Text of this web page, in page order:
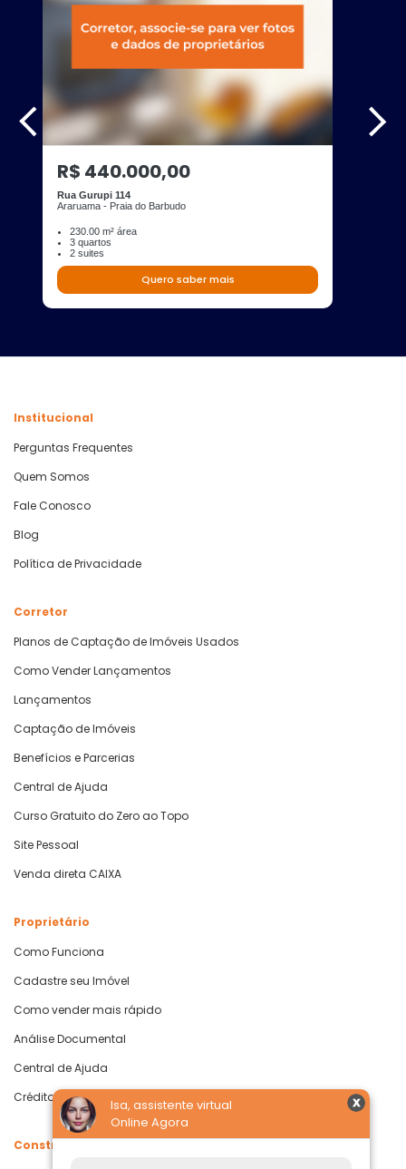
R$ 440.000,00
Rua Gurupi 114
Araruama - Praia do Barbudo
230.00 m² área
3 quartos
2 suites
Quero saber mais
Isa, assistente virtual
Online Agora
Institucional
Perguntas Frequentes
Quem Somos
Fale Conosco
Blog
Política de Privacidade
Corretor
Planos de Captação de Imóveis Usados
Como Vender Lançamentos
Lançamentos
Captação de Imóveis
Benefícios e Parcerias
Central de Ajuda
Curso Gratuito do Zero ao Topo
Site Pessoal
Venda direta CAIXA
Proprietário
Como Funciona
Cadastre seu Imóvel
Como vender mais rápido
Análise Documental
Central de Ajuda
Crédito com Garantia de Imóvel
Construtoras